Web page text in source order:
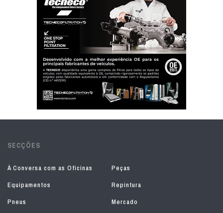
SECÇÕES
À Conversa com as Oficinas
Peças
Equipamentos
Repintura
Pneus
Mercado